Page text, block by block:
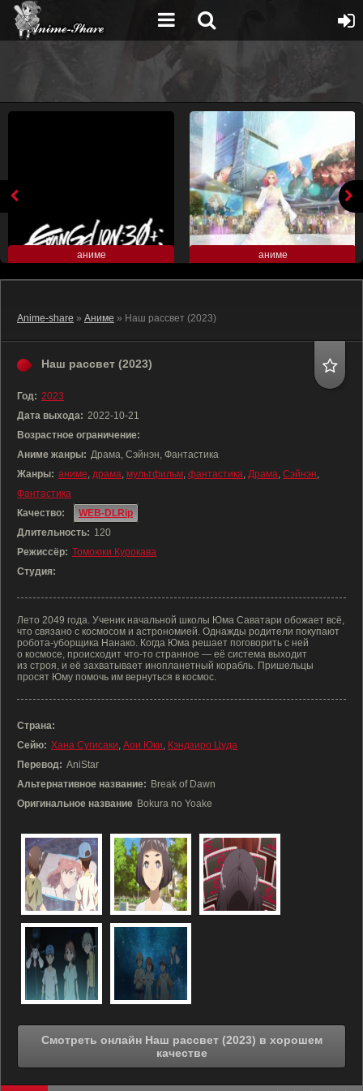
аниме аниме
Anime-share » Аниме » Наш рассвет (2023)
Наш рассвет (2023)
Год: 2023
Дата выхода: 2022-10-21
Возрастное ограничение:
Аниме жанры: Драма, Сэйнэн, Фантастика
Жанры: аниме, драма, мультфильм, фантастика, Драма, Сэйнэн,
Фантастика
Качество:
WEB-DLRip
Длительность: 120
Режиссёр: Томоюки Курокава
Студия:
Лето 2049 года. Ученик начальной школы Юма Саватари обожает всё,
что связано с космосом и астрономией. Однажды родители покупают
робота-уборщика Нанако. Когда Юма решает поговорить с ней
о космосе, происходит что-то странное — её система выходит
из строя, и её захватывает инопланетный корабль. Пришельцы
просят Юму помочь им вернуться в космос.
Страна:
Сейю: Хана Сугисаки, Аои Юки, Кэндзиро Цуда
Перевод: AniStar
Альтернативное название: Break of Dawn
Оригинальное название Bokura no Yoake
Смотреть онлайн Наш рассвет (2023) в хорошем
качестве